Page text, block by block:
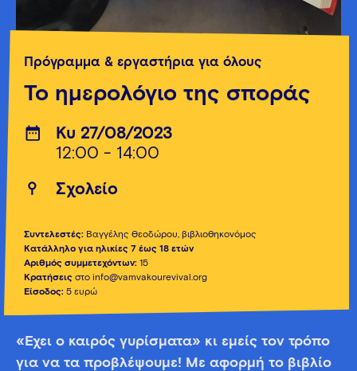
Πρόγραμμα & εργαστήρια για όλους
Το ημερολόγιο της σποράς
Κυ 27/08/2023
12:00 - 14:00
Σχολείο
Συντελεστές: Βαγγέλης Θεοδώρου, βιβλιοθηκονόμος
Κατάλληλο για ηλικίες 7 έως 18 ετών
Αριθμός συμμετεχόντων: 15
Κρατήσεις στο info@vamvakourevival.org
Είσοδος: 5 ευρώ
«Έχει ο καιρός γυρίσματα» κι εμείς τον τρόπο
για να τα προβλέψουμε! Με αφορμή το βιβλίο